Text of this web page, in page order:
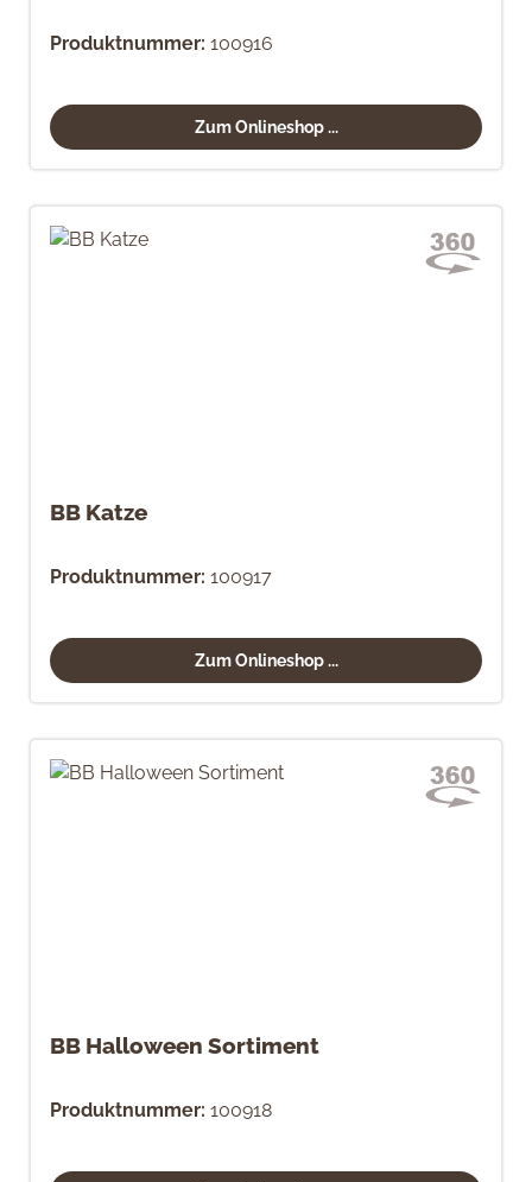
Produktnummer: 100916
Zum Onlineshop ...
BB Katze
Produktnummer: 100917
Zum Onlineshop ...
BB Halloween Sortiment
Produktnummer: 100918